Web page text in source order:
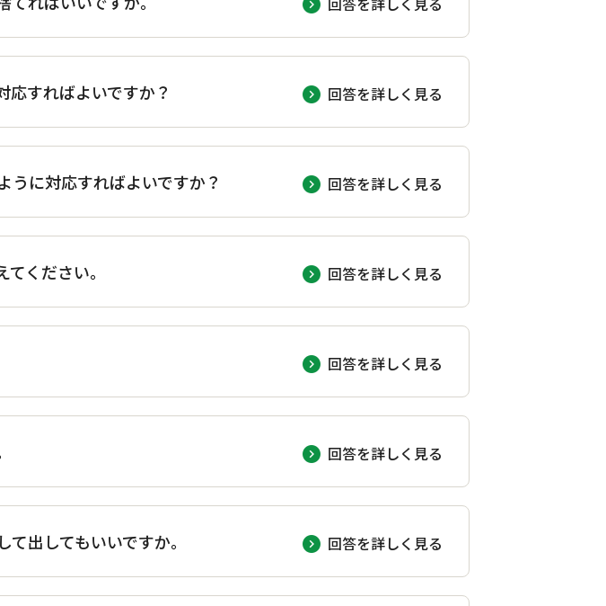
応すればよいですか？ 回答を詳しく見る
うに対応すればよいですか？ 回答を詳しく見る
ください。 回答を詳しく見る
回答を詳しく見る
回答を詳しく見る
出してもいいですか。 回答を詳しく見る